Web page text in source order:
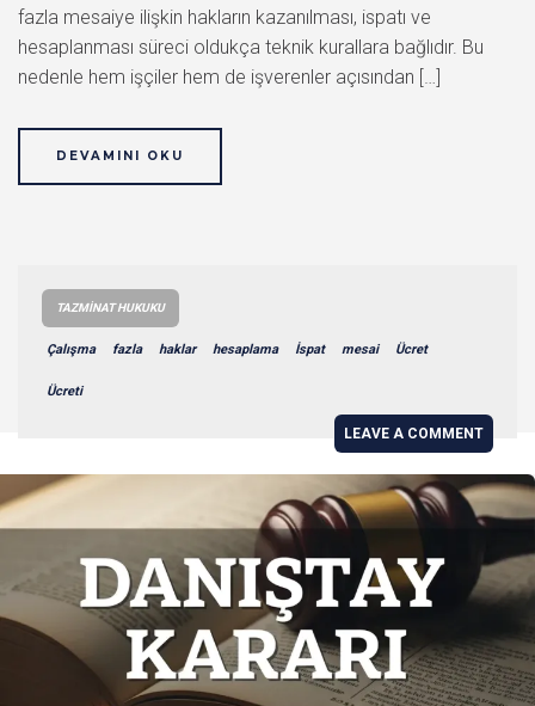
fazla mesaiye ilişkin hakların kazanılması, ispatı ve
hesaplanması süreci oldukça teknik kurallara bağlıdır. Bu
nedenle hem işçiler hem de işverenler açısından […]
DEVAMINI OKU
TAZMINAT HUKUKU
Çalışma fazla haklar hesaplama İspat mesai Ücret
Ücreti
LEAVE A COMMENT